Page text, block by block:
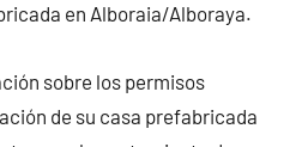
en Alboraia/Alboraya.
sobre los permisos
de su casa prefabricada